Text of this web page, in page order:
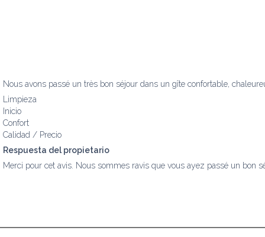
Nous avons passé un très bon séjour dans un gîte confortable,
Limpieza
Inicio
Confort
Calidad / Precio
Respuesta del propietario
Merci pour cet avis. Nous sommes ravis que vous ayez passé un bon